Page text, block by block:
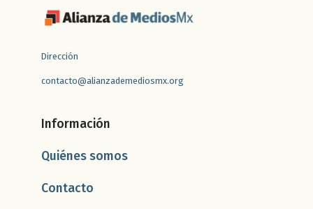
Dirección
contacto@alianzademediosmx.org
Información
Quiénes somos
Contacto